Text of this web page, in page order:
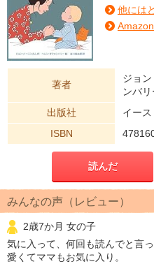
他には
著者
ジョ
ンバリ
出版社
イー
ISBN
読んだ
みんなの声（レビュー）
2歳7か月 女の子
気に入って、何回も読んでと言
愛くてママもお気に入り。